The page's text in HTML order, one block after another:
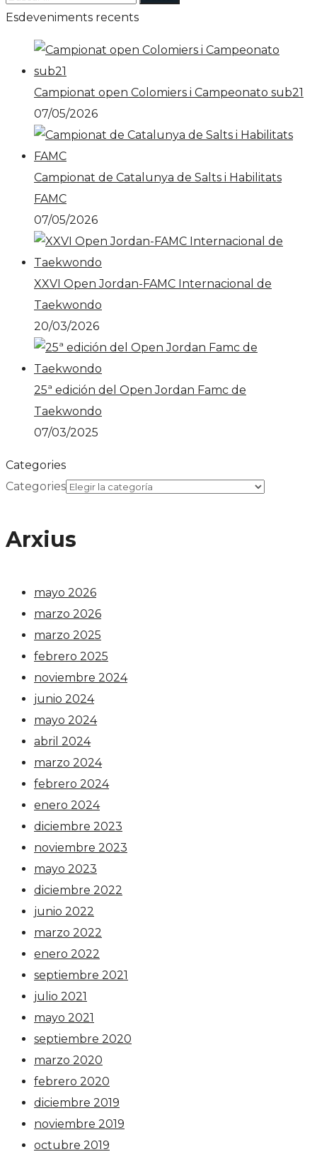
Esdeveniments recents
Campionat open Colomiers i Campeonato sub21
07/05/2026
Campionat de Catalunya de Salts i Habilitats
FAMC
07/05/2026
XXVI Open Jordan-FAMC Internacional de
Taekwondo
20/03/2026
25ª edición del Open Jordan Famc de
Taekwondo
07/03/2025
Categories
Categories
Arxius
mayo 2026
marzo 2026
marzo 2025
febrero 2025
noviembre 2024
junio 2024
mayo 2024
abril 2024
marzo 2024
febrero 2024
enero 2024
diciembre 2023
noviembre 2023
mayo 2023
diciembre 2022
junio 2022
marzo 2022
enero 2022
septiembre 2021
julio 2021
mayo 2021
septiembre 2020
marzo 2020
febrero 2020
diciembre 2019
noviembre 2019
octubre 2019